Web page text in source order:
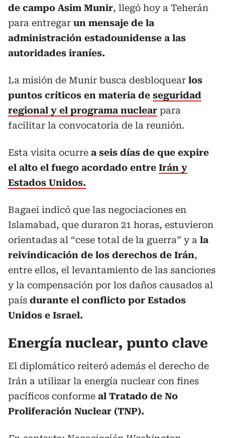
de campo Asim Munir, llegó hoy a Teherán
para entregar un mensaje de la
administración estadounidense a las
autoridades iraníes.
La misión de Munir busca desbloquear los
puntos críticos en materia de seguridad
regional y el programa nuclear para
facilitar la convocatoria de la reunión.
Esta visita ocurre a seis días de que expire
el alto el fuego acordado entre Irán y
Estados Unidos.
Bagaei indicó que las negociaciones en
Islamabad, que duraron 21 horas, estuvieron
orientadas al “cese total de la guerra” y a la
reivindicación de los derechos de Irán,
entre ellos, el levantamiento de las sanciones
y la compensación por los daños causados al
país durante el conflicto por Estados
Unidos e Israel.
Energía nuclear, punto clave
El diplomático reiteró además el derecho de
Irán a utilizar la energía nuclear con fines
pacíficos conforme al Tratado de No
Proliferación Nuclear (TNP).